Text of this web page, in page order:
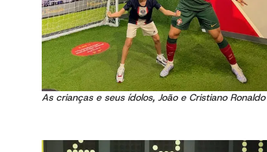
As crianças e seus ídolos, João e Cristiano Ronaldo